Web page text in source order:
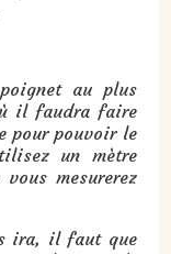
au plus
il faudra faire
pour pouvoir le
un mètre
mesurerez
ira, il faut que